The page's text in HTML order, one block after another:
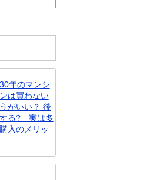
年のマンシ
は買わない
がいい？ 後
る? 実は多
入のメリッ